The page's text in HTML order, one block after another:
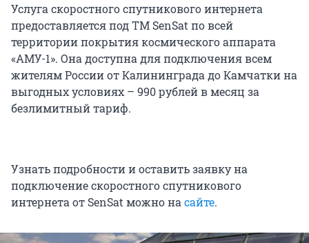
Услуга скоростного спутникового интернета
предоставляется под ТМ SenSat по всей
территории покрытия космического аппарата
«АМУ-1». Она доступна для подключения всем
жителям России от Калининграда до Камчатки на
выгодных условиях – 990 рублей в месяц за
безлимитный тариф.
Узнать подробности и оставить заявку на
подключение скоростного спутникового
интернета от SenSat можно на сайте.